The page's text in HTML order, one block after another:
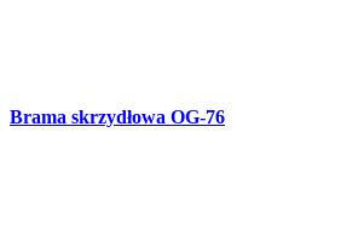
Balustrada kuta balkonowa B-73